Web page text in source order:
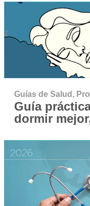
Guías de Salud,
Guía
dormir